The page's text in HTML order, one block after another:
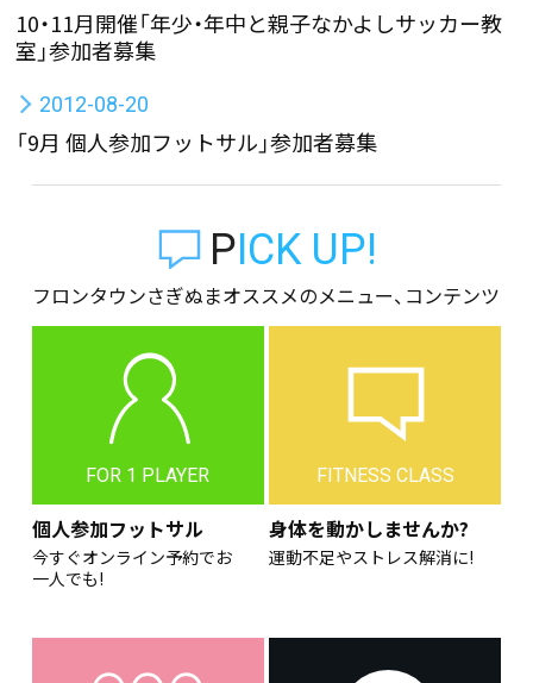
10・11月開催「年少・年中と親子なかよしサッカー教
室」参加者募集
2012-08-20
「9月 個人参加フットサル」参加者募集
PICK UP!
フロンタウンさぎぬまオススメのメニュー、コンテンツ
FOR 1 PLAYER
個人参加フットサル
今すぐオンライン予約でお
一人でも!
FITNESS CLASS
身体を動かしませんか?
運動不足やストレス解消に!